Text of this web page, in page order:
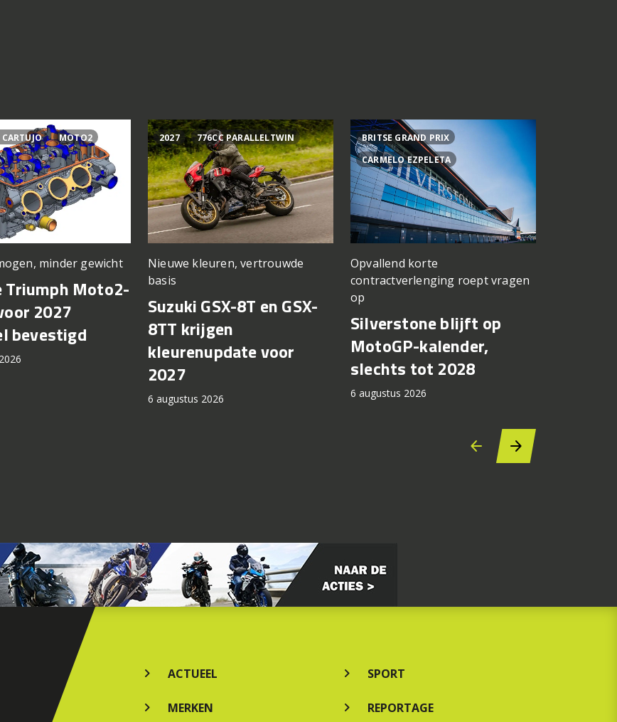
MOTO2
minder gewicht
Triumph Moto2-
2027
bevestigd
2027 776CC PARALLELTWIN
Nieuwe kleuren, vertrouwde
basis
Suzuki GSX-8T en GSX-
8TT krijgen
kleurenupdate voor
2027
6 augustus 2026
BRITSE GRAND PRIX
CARMELO EZPELETA
Opvallend korte
contractverlenging roept vragen
op
Silverstone blijft op
MotoGP-kalender,
slechts tot 2028
6 augustus 2026
ACTUEEL
MERKEN
SPORT
REPORTAGE